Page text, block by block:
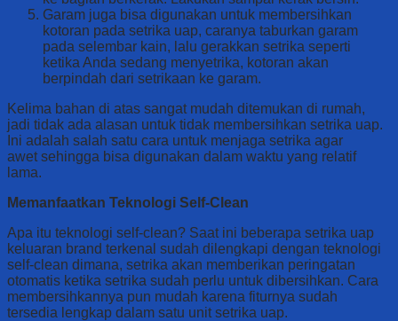
Garam juga bisa digunakan untuk membersihkan
kotoran pada setrika uap, caranya taburkan garam
pada selembar kain, lalu gerakkan setrika seperti
ketika Anda sedang menyetrika, kotoran akan
berpindah dari setrikaan ke garam.
Kelima bahan di atas sangat mudah ditemukan di rumah,
jadi tidak ada alasan untuk tidak membersihkan setrika uap.
Ini adalah salah satu cara untuk menjaga setrika agar
awet sehingga bisa digunakan dalam waktu yang relatif
lama.
Memanfaatkan Teknologi Self-Clean
Apa itu teknologi self-clean? Saat ini beberapa setrika uap
keluaran brand terkenal sudah dilengkapi dengan teknologi
self-clean dimana, setrika akan memberikan peringatan
otomatis ketika setrika sudah perlu untuk dibersihkan. Cara
membersihkannya pun mudah karena fiturnya sudah
tersedia lengkap dalam satu unit setrika uap.